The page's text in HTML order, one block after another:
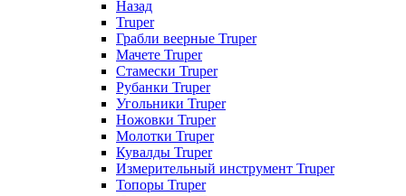
Назад
Truper
Грабли веерные Truper
Мачете Truper
Стамески Truper
Рубанки Truper
Угольники Truper
Ножовки Truper
Молотки Truper
Кувалды Truper
Измерительный инструмент Truper
Топоры Truper